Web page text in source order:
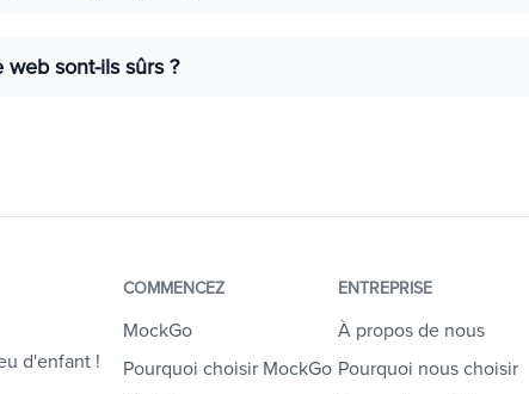
web sont-ils sûrs ?
d'enfant !
COMMENCEZ
MockGo
Pourquoi choisir MockGo
ENTREPRISE
À propos de nous
Pourquoi nous choisir